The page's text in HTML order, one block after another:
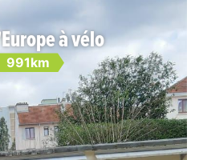
à vélo
991km